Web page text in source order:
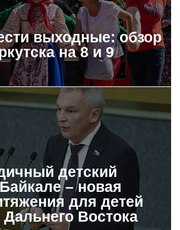
выходные: обзор
на 8 и 9
детский
– новая
для детей
Востока